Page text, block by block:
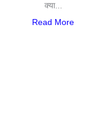
क्या...
Read More